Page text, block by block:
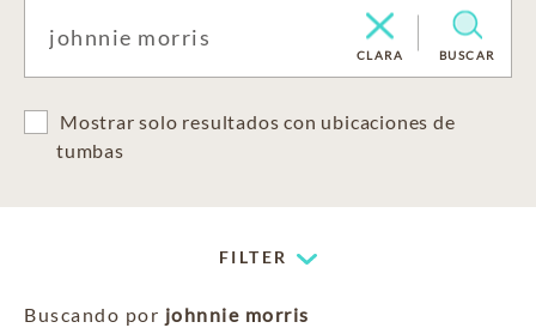
CLARA BUSCAR
Mostrar solo resultados con ubicaciones de
tumbas
FILTER
Buscando por johnnie morris